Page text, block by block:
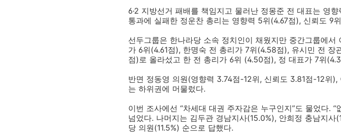
6·2 지방선거 패배를 책임지고 물러난 정몽준 전 대표는 영
통과에 실패한 정운찬 총리는 영향력 5위(4.67점), 신뢰도 9
선두그룹은 한나라당 소속 정치인이 채웠지만 중간그룹에
가 6위(4.61점), 한명숙 전 총리가 7위(4.58점), 유시민 전
점)로 올라섰고 한 전 총리가 6위 (4.50점), 정 대표가 7위
반면 정동영 의원(영향력 3.74점-12위, 신뢰도 3.81점-12위
는 하위권에 머물렀다.
이번 조사에선 “차세대 대권 주자감은 누구인지”도 물었다.
넘었다. 나머지는 김두관 경남지사(15.0%), 안희정 충남지
당 의원(11.5%) 순으로 답했다.